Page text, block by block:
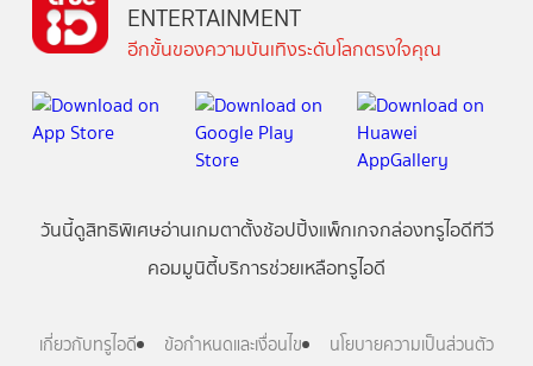
ENTERTAINMENT
อีกขั้นของความบันเทิงระดับโลกตรงใจคุณ
วันนี้ดูสิทธิพิเศษอ่านเกมตาตั้งช้อปปิ้งแพ็กเกจกล่องทรูไอดีทีวี
คอมมูนิตี้บริการช่วยเหลือทรูไอดี
เกี่ยวกับทรูไอดี ข้อกำหนดและเงื่อนไข นโยบายความเป็นส่วนตัว